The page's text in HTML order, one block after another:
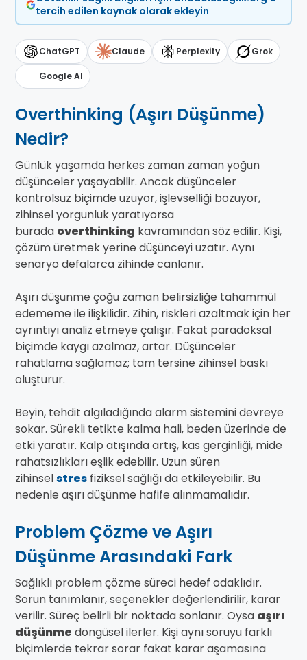
tercih edilen kaynak olarak ekleyin
ChatGPT Claude Perplexity Grok
Google AI
Overthinking (Aşırı Düşünme)
Nedir?
Günlük yaşamda herkes zaman zaman yoğun
düşünceler yaşayabilir. Ancak düşünceler
kontrolsüz biçimde uzuyor, işlevselliği bozuyor,
zihinsel yorgunluk yaratıyorsa
burada overthinking kavramından söz edilir. Kişi,
çözüm üretmek yerine düşünceyi uzatır. Aynı
senaryo defalarca zihinde canlanır.
Aşırı düşünme çoğu zaman belirsizliğe tahammül
edememe ile ilişkilidir. Zihin, riskleri azaltmak için her
ayrıntıyı analiz etmeye çalışır. Fakat paradoksal
biçimde kaygı azalmaz, artar. Düşünceler
rahatlama sağlamaz; tam tersine zihinsel baskı
oluşturur.
Beyin, tehdit algıladığında alarm sistemini devreye
sokar. Sürekli tetikte kalma hali, beden üzerinde de
etki yaratır. Kalp atışında artış, kas gerginliği, mide
rahatsızlıkları eşlik edebilir. Uzun süren
zihinselstres fiziksel sağlığı da etkileyebilir. Bu
nedenle aşırı düşünme hafife alınmamalıdır.
Problem Çözme ve Aşırı
Düşünme Arasındaki Fark
Sağlıklı problem çözme süreci hedef odaklıdır.
Sorun tanımlanır, seçenekler değerlendirilir, karar
verilir. Süreç belirli bir noktada sonlanır. Oysa aşırı
düşünme döngüsel ilerler. Kişi aynı soruyu farklı
biçimlerde tekrar sorar fakat karar aşamasına